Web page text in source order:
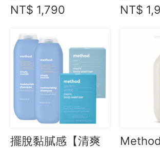
最新飯團 14
Blog
會員服務
社群
愛飯團FB粉絲團
YouTube
NT$ 1,790
NT$
擺脫黏膩感【清爽